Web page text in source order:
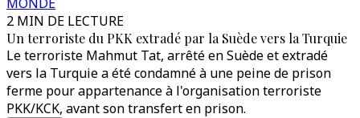
2 MIN DE LECTURE
Un terroriste du PKK extradé par la Suède vers la Turquie
Le terroriste Mahmut Tat, arrêté en Suède et extradé
vers la Turquie a été condamné à une peine de prison
ferme pour appartenance à l'organisation terroriste
PKK/KCK, avant son transfert en prison.